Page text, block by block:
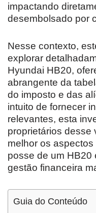
impactando
desembolsado por
Nesse contexto,
explorar
Hyundai HB20,
abrangente da
do imposto e das
intuito de fornecer
relevantes, esta
proprietários desse
melhor os
posse de um HB20
gestão financeira
Guia do Conteúdo